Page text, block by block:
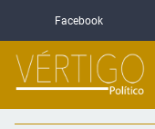
Facebook